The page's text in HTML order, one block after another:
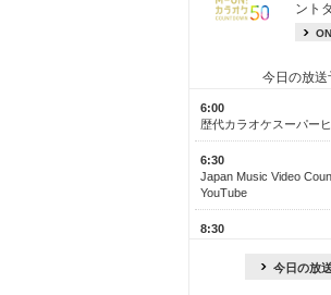
ント
今日の放送
6:00
歴代カラオケスーパー
6:30
Japan Music Video
YouTube
8:30
今日の放